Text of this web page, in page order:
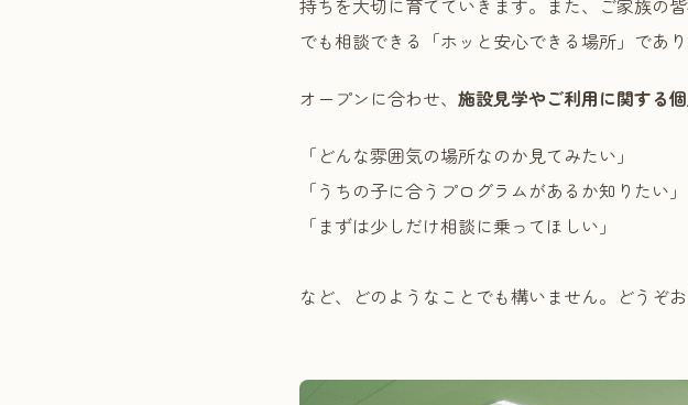
持ちを大切に育てていきます。また、ご家族の
でも相談できる「ホッと安心できる場所」であ
オープンに合わせ、 施設見学やご利用に関する
「どんな雰囲気の場所なのか見てみたい」
「うちの子に合うプログラムがあるか知りたい」
「まずは少しだけ相談に乗ってほしい」
など、どのようなことでも構いません。どうぞ